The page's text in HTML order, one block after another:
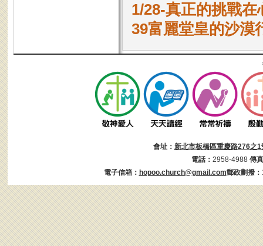
1/28-真正的挑戰在
39富麗堂皇的沙漠
會址： 新北市板橋區重慶路276之1
電話： 2958-4988 傳
電子信箱： hopoo.church@gmail.com郵政劃撥：